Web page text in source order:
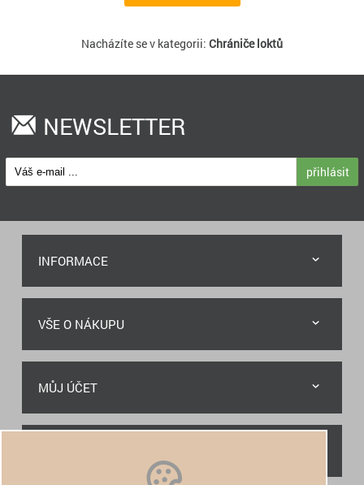
Nacházíte se v kategorii: Chrániče loktů
NEWSLETTER
přihlásit
INFORMACE
VŠE O NÁKUPU
MŮJ ÚČET